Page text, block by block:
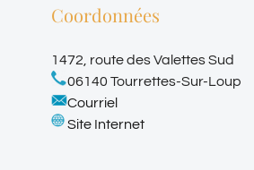
Coordonnées
1472, route des Valettes Sud
06140 Tourrettes-Sur-Loup
Courriel
Site Internet